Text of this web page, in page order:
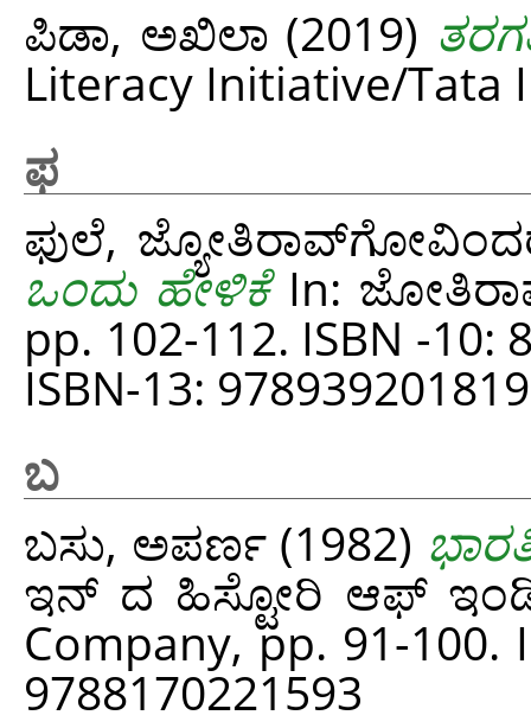
ಪಿಡಾ, ಅಖಿಲಾ (2019)
Literacy Initiative/Tata
ಫ
ಫುಲೆ,
ಒಂದು ಹೇಳಿಕೆIn:
pp. 102-112. ISBN -10:
ISBN-13:
ಬ
ಬಸು, ಅಪರ್ಣ(1982)
ಇನ್ ದ ಹಿಸ್ಟೋರಿ ಆಫ್
Company, pp. 91-100.
9788170221593